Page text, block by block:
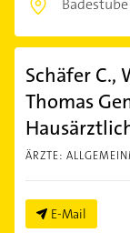
Schäfer C.,
Thomas
ÄRZTE:
E-Mail